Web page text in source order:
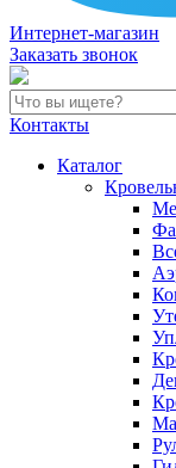
Интернет-магазин
Заказать звонок
Контакты
Каталог